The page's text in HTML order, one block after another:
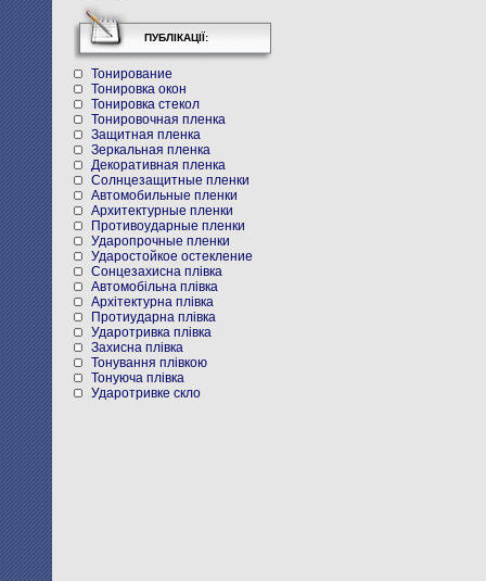
ПУБЛІКАЦІЇ:
Тонирование
Тонировка окон
Тонировка стекол
Тонировочная пленка
Защитная пленка
Зеркальная пленка
Декоративная пленка
Солнцезащитные пленки
Автомобильные пленки
Архитектурные пленки
Противоударные пленки
Ударопрочные пленки
Ударостойкое остекление
Cонцезахисна плівка
Автомобільна плівка
Архітектурна плівка
Протиударна плівка
Ударотривка плівка
Захисна плівка
Тонування плівкою
Тонуюча плівка
Ударотривке скло